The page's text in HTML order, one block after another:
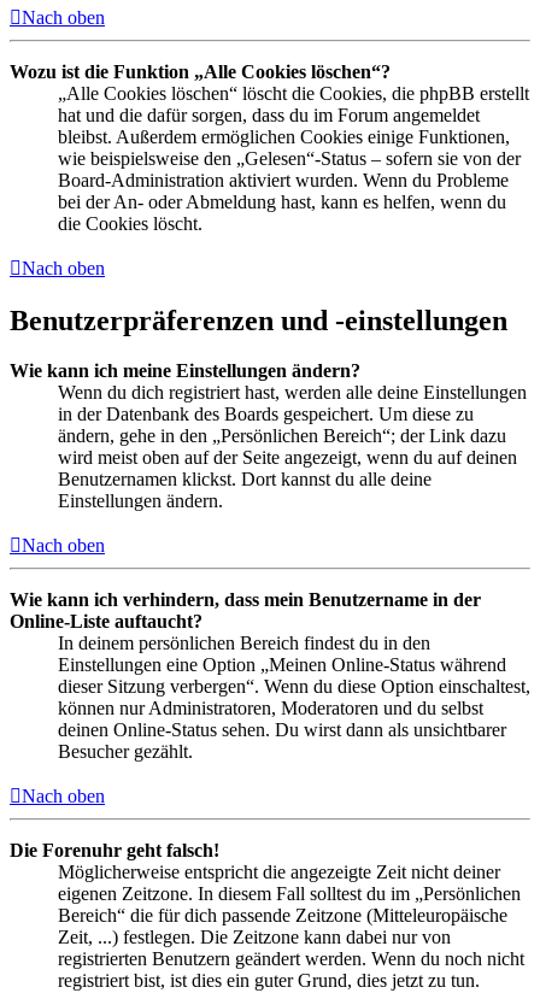
Nach oben
Wozu ist die Funktion „Alle Cookies löschen“?
„Alle Cookies löschen“ löscht die Cookies, die phpBB erstellt
hat und die dafür sorgen, dass du im Forum angemeldet
bleibst. Außerdem ermöglichen Cookies einige Funktionen,
wie beispielsweise den „Gelesen“-Status – sofern sie von der
Board-Administration aktiviert wurden. Wenn du Probleme
bei der An- oder Abmeldung hast, kann es helfen, wenn du
die Cookies löscht.
Nach oben
Benutzerpräferenzen und -einstellungen
Wie kann ich meine Einstellungen ändern?
Wenn du dich registriert hast, werden alle deine Einstellungen
in der Datenbank des Boards gespeichert. Um diese zu
ändern, gehe in den „Persönlichen Bereich“; der Link dazu
wird meist oben auf der Seite angezeigt, wenn du auf deinen
Benutzernamen klickst. Dort kannst du alle deine
Einstellungen ändern.
Nach oben
Wie kann ich verhindern, dass mein Benutzername in der
Online-Liste auftaucht?
In deinem persönlichen Bereich findest du in den
Einstellungen eine Option „Meinen Online-Status während
dieser Sitzung verbergen“. Wenn du diese Option einschaltest,
können nur Administratoren, Moderatoren und du selbst
deinen Online-Status sehen. Du wirst dann als unsichtbarer
Besucher gezählt.
Nach oben
Die Forenuhr geht falsch!
Möglicherweise entspricht die angezeigte Zeit nicht deiner
eigenen Zeitzone. In diesem Fall solltest du im „Persönlichen
Bereich“ die für dich passende Zeitzone (Mitteleuropäische
Zeit, ...) festlegen. Die Zeitzone kann dabei nur von
registrierten Benutzern geändert werden. Wenn du noch nicht
registriert bist, ist dies ein guter Grund, dies jetzt zu tun.